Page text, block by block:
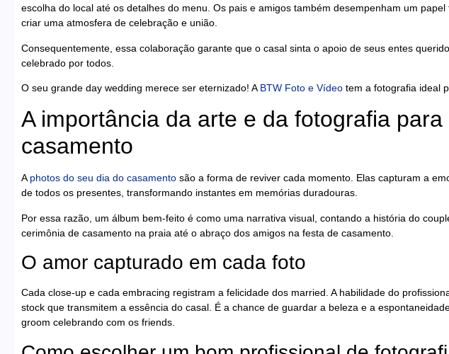
escolha do local até os detalhes do menu. Os pais e amigos também desempenham um
criar uma atmosfera de celebração e união.
Consequentemente, essa colaboração garante que o casal sinta o apoio de seus entes
celebrado por todos.
O seu grande day wedding merece ser eternizado! A BTW Foto e Vídeo tem a fotografia ideal
A importância da arte e da fotografia
casamento
Aphotos do seu dia do casamento são a forma de reviver cada momento. Elas capturam a
de todos os presentes, transformando instantes em memórias duradouras.
Por essa razão, um álbum bem-feito é como uma narrativa visual, contando a história do
cerimônia de casamento na praia até o abraço dos amigos na festa de casamento.
O amor capturado em cada foto
Cada close-up e cada embracing registram a felicidade dos married. A habilidade do
stock que transmitem a essência do casal. É a chance de guardar a beleza e a
groom celebrando com os friends.